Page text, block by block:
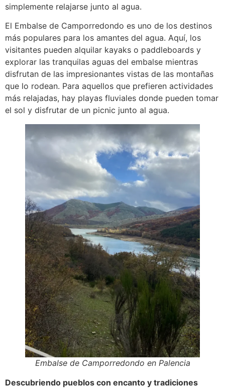
simplemente relajarse junto al agua.
El Embalse de Camporredondo es uno de los destinos
más populares para los amantes del agua. Aquí, los
visitantes pueden alquilar kayaks o paddleboards y
explorar las tranquilas aguas del embalse mientras
disfrutan de las impresionantes vistas de las montañas
que lo rodean. Para aquellos que prefieren actividades
más relajadas, hay playas fluviales donde pueden tomar
el sol y disfrutar de un picnic junto al agua.
Embalse de Camporredondo en Palencia
Descubriendo pueblos con encanto y tradiciones